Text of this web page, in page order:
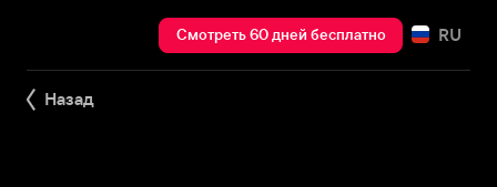
Смотреть 60 дней бесплатно RU
Назад